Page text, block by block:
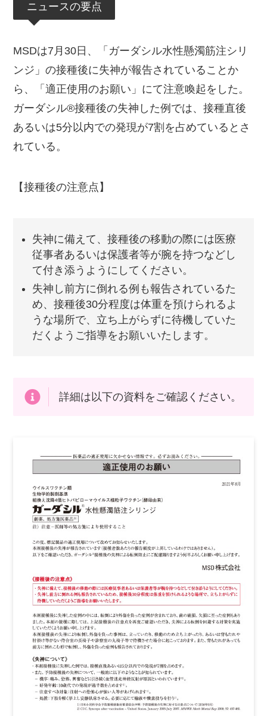
ニュースの要点
MSDは7月30日、「ガーダシル水性懸濁筋注シリ
ンジ」の接種後に失神が報告されていることか
ら、「適正使用のお願い」にて注意喚起をした。
ガーダシル®接種後の失神した例では、接種直後
あるいは5分以内での発現が7割を占めているとさ
れている。
【接種後の注意点】
失神に備えて、接種後の移動の際には医療
従事者あるいは保護者等が腕を持つなどし
て付き添うようにしてください。
失神し前方に倒れる例も報告されているた
め、接種後30分程度は体重を預けられるよ
うな場所で、立ち上がらずに待機していた
だくようご指導をお願いいたします。
詳細は以下の資料をご確認ください。